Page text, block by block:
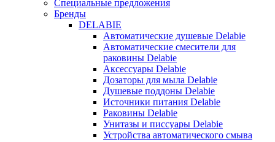
Специальные предложения
Бренды
DELABIE
Автоматические душевые Delabie
Автоматические смесители для
раковины Delabie
Аксессуары Delabie
Дозаторы для мыла Delabie
Душевые поддоны Delabie
Источники питания Delabie
Раковины Delabie
Унитазы и писсуары Delabie
Устройства автоматического смыва